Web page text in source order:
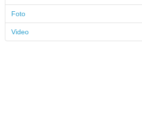
Foto
Video